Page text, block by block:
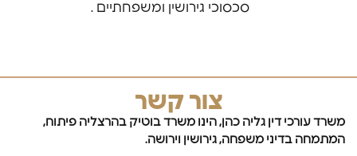
סכסוכי גירושין ומשפחתיים .
צור קשר
משרד עורכי דין גליה כהן, הינו משרד בוטיק בהרצליה פיתוח,
המתמחה בדיני משפחה, גירושין וירושה.